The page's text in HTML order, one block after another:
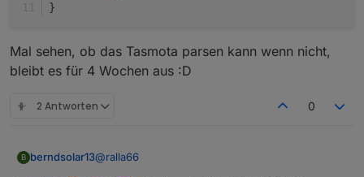
}
Mal sehen, ob das Tasmota parsen kann wenn nicht,
bleibt es für 4 Wochen aus :D
2 Antworten 0
B berndsolar13@ralla66